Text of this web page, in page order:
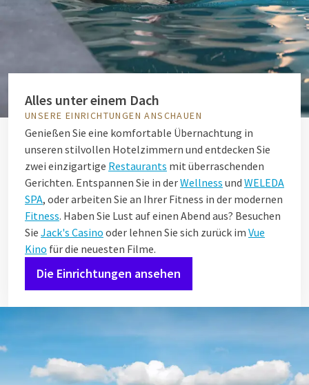
Alles unter einem Dach
UNSERE EINRICHTUNGEN ANSCHAUEN
Genießen Sie eine komfortable Übernachtung in
unseren stilvollen Hotelzimmern und entdecken Sie
zwei einzigartige Restaurants mit überraschenden
Gerichten. Entspannen Sie in derWellness und WELEDA
SPA, oder arbeiten Sie an Ihrer Fitness in der modernen
Fitness. Haben Sie Lust auf einen Abend aus? Besuchen
Sie Jack's Casino oder lehnen Sie sich zurück im Vue
Kino für die neuesten Filme.
Die Einrichtungen ansehen